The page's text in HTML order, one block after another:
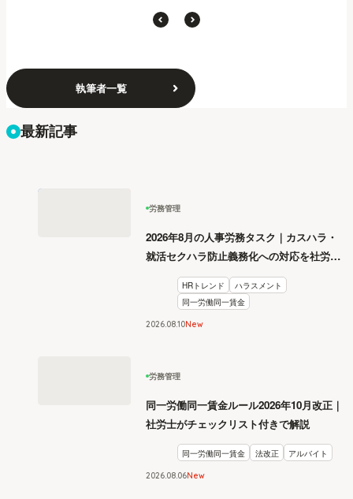
執筆者一覧
最新記事
労務管理
2026年8月の人事労務タスク｜カスハラ・
就活セクハラ防止義務化への対応を社労士
HRトレンド
ハラスメント
同一労働同一賃金
2026.0810New
労務管理
同一労働同一賃金ルール2026年10月改正｜
社労士がチェックリスト付きで解説
同一労働同一賃金 法改正 アルバイト
2026.08 06New